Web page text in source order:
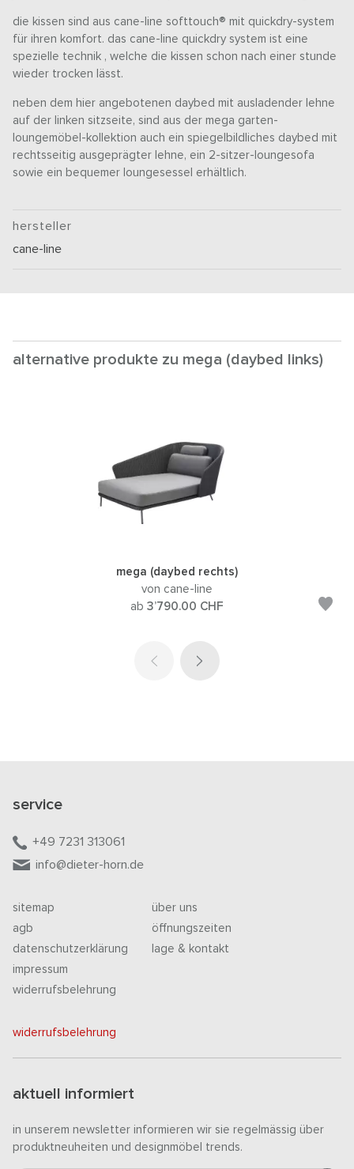
die kissen sind aus cane-line softtouch® mit quickdry-system
für ihren komfort. das cane-line quickdry system ist eine
spezielle technik , welche die kissen schon nach einer stunde
wieder trocken lässt.
neben dem hier angebotenen daybed mit ausladender lehne
auf der linken sitzseite, sind aus der mega garten-
loungemöbel-kollektion auch ein spiegelbildliches daybed mit
rechtsseitig ausgeprägter lehne, ein 2-sitzer-loungesofa
sowie ein bequemer loungesessel erhältlich.
hersteller
cane-line
alternative produkte zu mega (daybed links)
mega (daybed rechts)
von cane-line
ab 3’790.00 CHF
service
+49 7231 313061
info@dieter-horn.de
sitemap
agb
datenschutzerklärung
impressum
widerrufsbelehrung
über uns
öffnungszeiten
lage & kontakt
widerrufsbelehrung
aktuell informiert
in unserem newsletter informieren wir sie regelmässig über
produktneuheiten und designmöbel trends.